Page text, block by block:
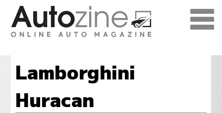
Lamborghini
Huracan